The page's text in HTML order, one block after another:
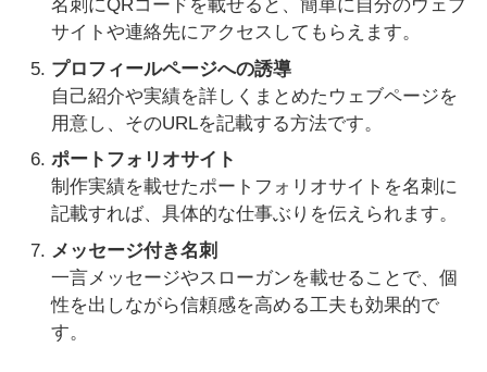
名刺にQRコードを載せると、簡単に自分のウェブ
サイトや連絡先にアクセスしてもらえます。
プロフィールページへの誘導
自己紹介や実績を詳しくまとめたウェブページを
用意し、そのURLを記載する方法です。
ポートフォリオサイト
制作実績を載せたポートフォリオサイトを名刺に
記載すれば、具体的な仕事ぶりを伝えられます。
メッセージ付き名刺
一言メッセージやスローガンを載せることで、個
性を出しながら信頼感を高める工夫も効果的で
す。